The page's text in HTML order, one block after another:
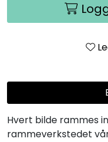
Hvert bilde rammes
rammeverkstedet